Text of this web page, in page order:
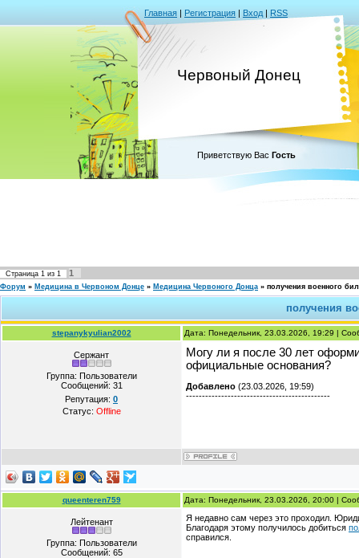
Главная | Регистрация | Вход | RSS
Червоный Донец
Приветствую Вас Гость
Страница 1 из 1 1
Форум » Медицина в Червоном Донце » Медицина Червоного Донца » получения военного
получения
stepanykyulian2002 Дата: Понедельник, 23.03.2026, 19:29 |
Сержант
Группа: Пользователи
Сообщений: 31
Репутация: 0
Статус: Offline
Могу ли я после 30 лет
официальные основания?
Добавлено (23.03.2026, 19:59)
---------------------------------------------
queenteren759 Дата: Понедельник, 23.03.2026, 20:00 |
Лейтенант
Группа: Пользователи
Сообщений: 65
Я недавно сам через это проходил.
Благодаря этому получилось добиться
справился.